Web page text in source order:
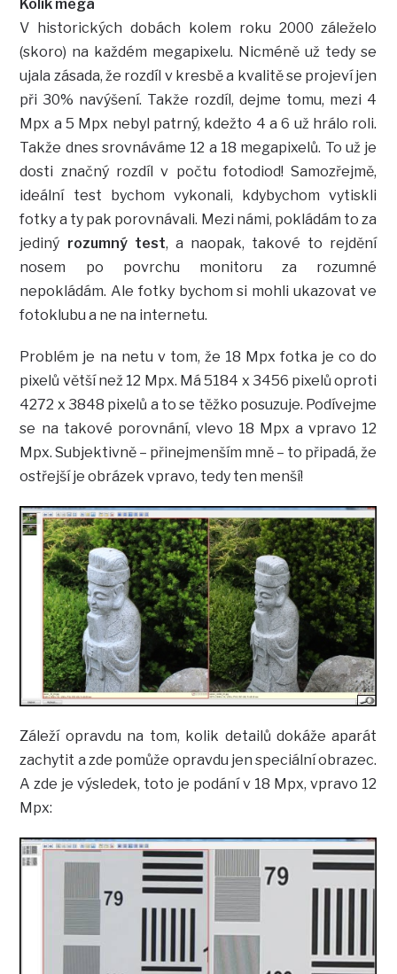
Kolik mega
V historických dobách kolem roku 2000 záleželo
(skoro) na každém megapixelu. Nicméně už tedy se
ujala zásada, že rozdíl v kresbě a kvalitě se projeví jen
při 30% navýšení. Takže rozdíl, dejme tomu, mezi 4
Mpx a 5 Mpx nebyl patrný, kdežto 4 a 6 už hrálo roli.
Takže dnes srovnáváme 12 a 18 megapixelů. To už je
dosti značný rozdíl v počtu fotodiod! Samozřejmě,
ideální test bychom vykonali, kdybychom vytiskli
fotky a ty pak porovnávali. Mezi námi, pokládám to za
jediný rozumný test, a naopak, takové to rejdění
nosem po povrchu monitoru za rozumné
nepokládám. Ale fotky bychom si mohli ukazovat ve
fotoklubu a ne na internetu.
Problém je na netu v tom, že 18 Mpx fotka je co do
pixelů větší než 12 Mpx. Má 5184 x 3456 pixelů oproti
4272 x 3848 pixelů a to se těžko posuzuje. Podívejme
se na takové porovnání, vlevo 18 Mpx a vpravo 12
Mpx. Subjektivně – přinejmenším mně – to připadá, že
ostřejší je obrázek vpravo, tedy ten menší!
Záleží opravdu na tom, kolik detailů dokáže aparát
zachytit a zde pomůže opravdu jen speciální obrazec.
A zde je výsledek, toto je podání v 18 Mpx, vpravo 12
Mpx: